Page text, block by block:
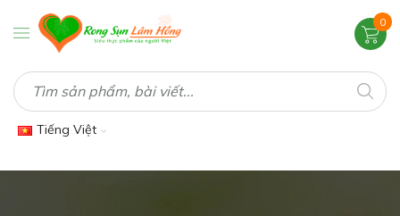
0
Tiếng Việt